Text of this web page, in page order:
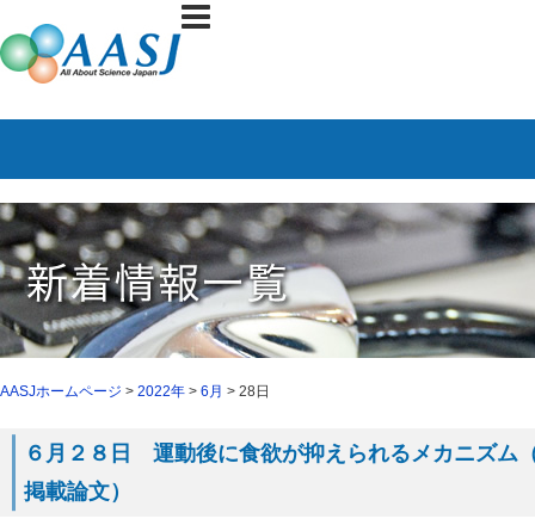
AASJホームページ > 2022年 > 6月 > 28日
６月２８日 運動後に食欲が抑えられるメカニズム
掲載論文）